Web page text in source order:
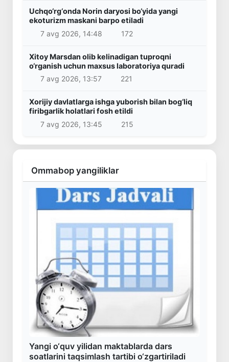
Uchqo‘rg‘onda Norin daryosi bo‘yida yangi
ekoturizm maskani barpo etiladi
7 avg 2026, 14:48
172
Xitoy Marsdan olib kelinadigan tuproqni
o‘rganish uchun maxsus laboratoriya quradi
7 avg 2026, 13:57
221
Xorijiy davlatlarga ishga yuborish bilan bog‘liq
firibgarlik holatlari fosh etildi
7 avg 2026, 13:45
215
Ommabop yangiliklar
Yangi o‘quv yilidan maktablarda dars
soatlarini taqsimlash tartibi o‘zgartiriladi